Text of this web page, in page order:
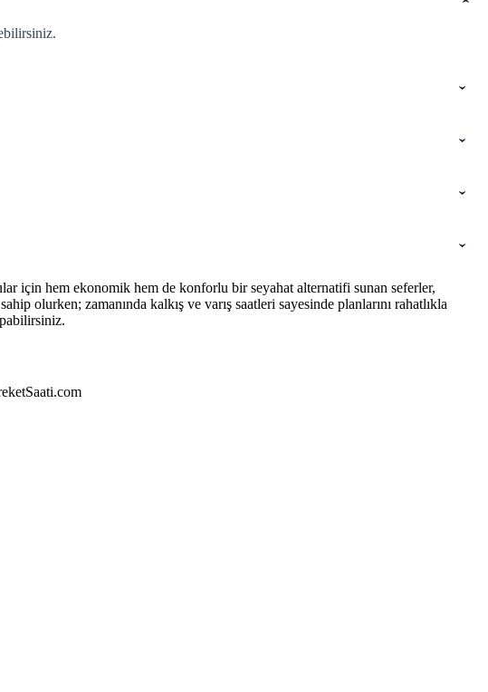
için hem ekonomik hem de konforlu bir seyahat alternatifi sunan seferler,
olurken; zamanında kalkış ve varış saatleri sayesinde planlarını rahatlıkla